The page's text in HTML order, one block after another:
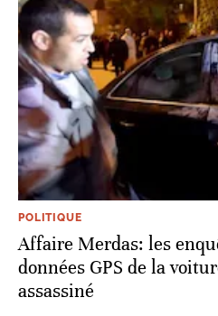
POLITIQUE
Affaire Merdas: les
données GPS de la
assassiné